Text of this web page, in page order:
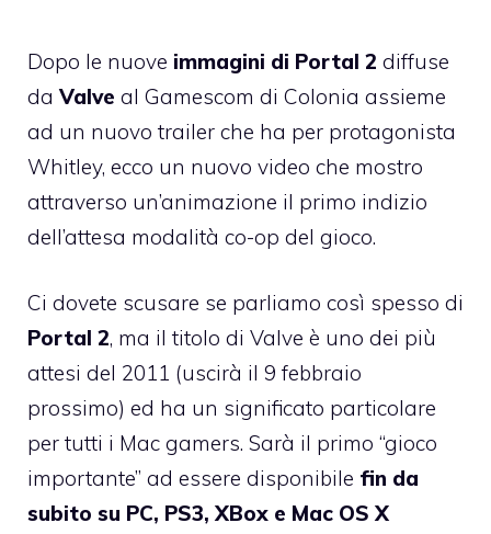
Dopo le nuove immagini di Portal 2 diffuse
daValve al Gamescom di Colonia assieme
ad un nuovo trailer che ha per protagonista
Whitley, ecco un nuovo video che mostro
attraverso un’animazione il primo indizio
dell’attesa modalità co-op del gioco.
Ci dovete scusare se parliamo così spesso di
Portal 2, ma il titolo di Valve è uno dei più
attesi del 2011 (uscirà il 9 febbraio
prossimo) ed ha un significato particolare
per tutti i Mac gamers. Sarà il primo “gioco
importante” ad essere disponibile fin da
subito su PC, PS3, XBox e Mac OS X